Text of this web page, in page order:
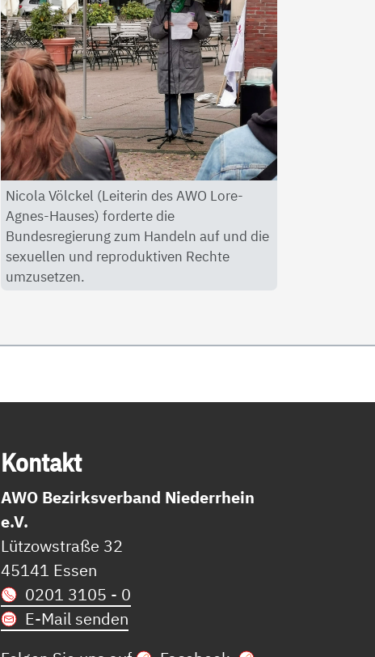
Nicola Völckel (Leiterin des AWO Lore-
Agnes-Hauses) forderte die
Bundesregierung zum Handeln auf und die
sexuellen und reproduktiven Rechte
umzusetzen.
Kon­takt
AWO Bezirksverband Niederrhein
e.V.
Lützowstraße 32
45141 Essen
0201 3105 - 0
E-Mail senden